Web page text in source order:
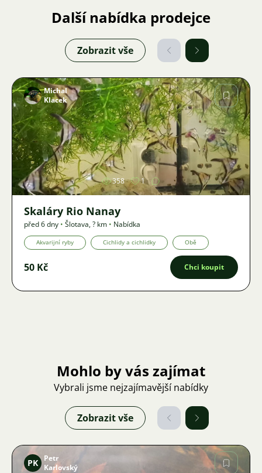
Další nabídka prodejce
Zobrazit vše
Obrázek
Michal
Klacek
358 1
Skaláry Rio Nanay
před 6 dny • Šlotava,? km • Nabídka
Akvarijní ryby Cichlidy a cichlidky Obě
50 Kč Chci koupit
Mohlo by vás zajímat
Vybrali jsme nejzajímavější nabídky
Zobrazit vše
PK
Petr
Karlovský